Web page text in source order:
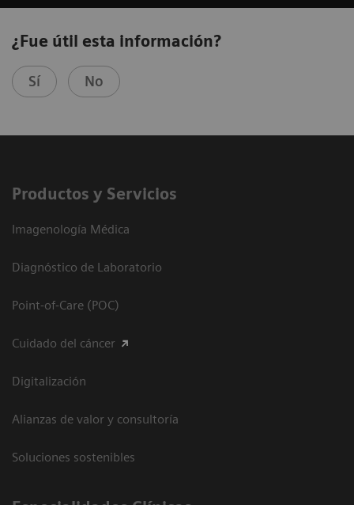
¿Fue útil esta información?
Sí No
Productos y Servicios
Imagenología Médica
Diagnóstico de Laboratorio
Point-of-Care (POC)
Cuidado del cáncer
Digitalización
Alianzas de valor y consultoría
Soluciones sostenibles